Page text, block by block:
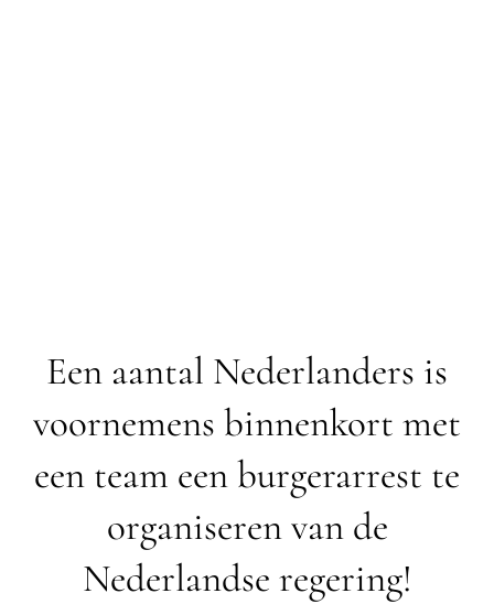
Een aantal Nederlanders is
voornemens binnenkort met
een team een burgerarrest te
organiseren van de
Nederlandse regering!